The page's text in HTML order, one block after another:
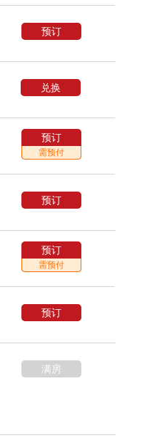
预订
兑换
预订
需预付
预订
预订
需预付
预订
满房